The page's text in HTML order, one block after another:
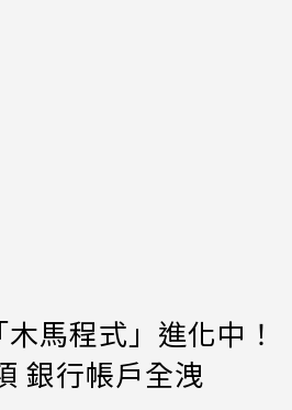
馬程式」進化中！
銀行帳戶全洩